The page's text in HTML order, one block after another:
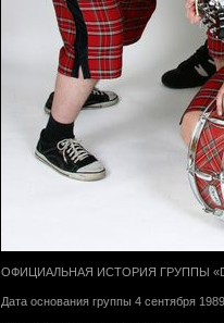
ОФИЦИАЛЬНАЯ ИСТОРИЯ ГРУППЫ
Дата основания группы 4 сентября